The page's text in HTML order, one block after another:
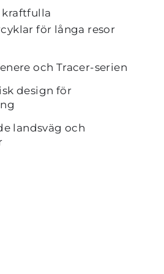
kraftfulla
för långa resor
och Tracer-serien
design för
landsväg och